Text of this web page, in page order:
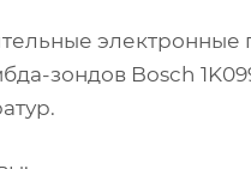
зондов Bosch